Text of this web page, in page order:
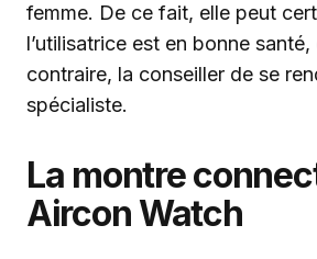
femme. De ce fait, elle peut
l’utilisatrice est en bonne
contraire, la conseiller de se
spécialiste.
La montre
Aircon Watch